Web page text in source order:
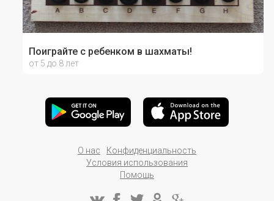
Поиграйте с ребенком в шахматы!
от 5 до 8 лет
О нас
Конфиденциальность
Условия использования
Помощь